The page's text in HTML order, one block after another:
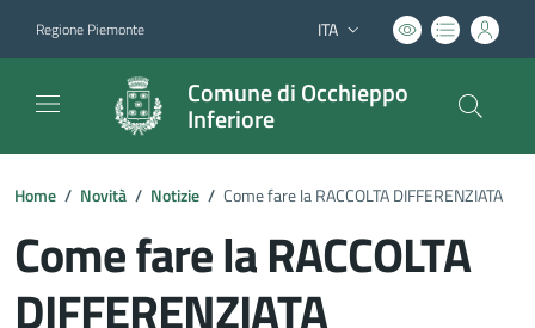
Regione Piemonte Lingua attiva:
ITA
Comune di Occhieppo
Inferiore
Home / Novità / Notizie / Come fare la RACCOLTA DIFFERENZIATA
Come fare la RACCOLTA
DIFFERENZIATA